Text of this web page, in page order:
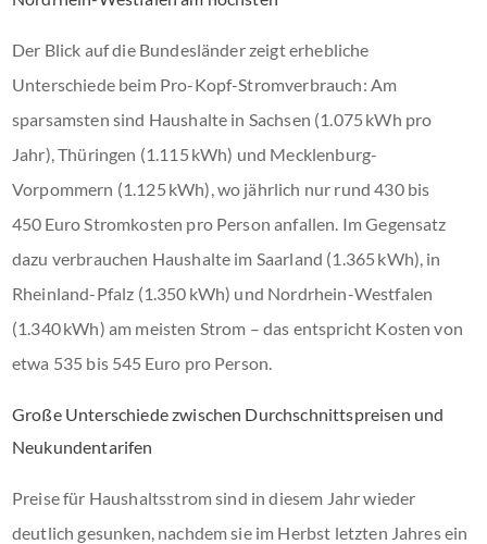
Der Blick auf die Bundesländer zeigt erhebliche
Unterschiede beim Pro-Kopf-Stromverbrauch: Am
sparsamsten sind Haushalte in Sachsen (1.075 kWh pro
Jahr), Thüringen (1.115 kWh) und Mecklenburg-
Vorpommern (1.125 kWh), wo jährlich nur rund 430 bis
450 Euro Stromkosten pro Person anfallen. Im Gegensatz
dazu verbrauchen Haushalte im Saarland (1.365 kWh), in
Rheinland-Pfalz (1.350 kWh) und Nordrhein-Westfalen
(1.340 kWh) am meisten Strom – das entspricht Kosten von
etwa 535 bis 545 Euro pro Person.
Große Unterschiede zwischen Durchschnittspreisen und
Neukundentarifen
Preise für Haushaltsstrom sind in diesem Jahr wieder
deutlich gesunken, nachdem sie im Herbst letzten Jahres ein